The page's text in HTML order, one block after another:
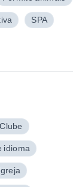
SPA
Clube
idioma